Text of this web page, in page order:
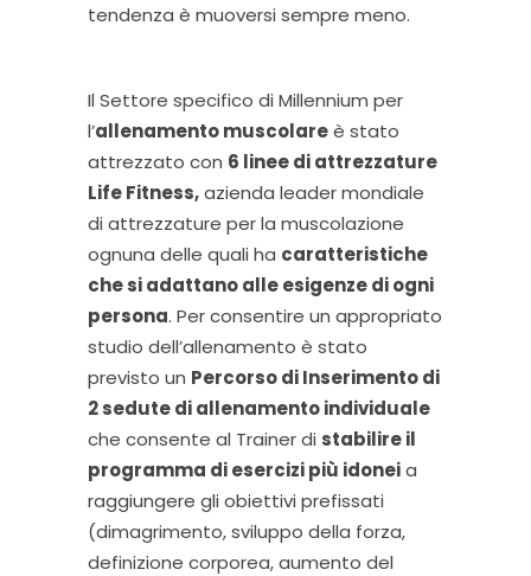
tendenza è muoversi sempre meno.
Il Settore specifico di Millennium per
l’allenamento muscolareè stato
attrezzato con 6 linee di attrezzature
Life Fitness,azienda leader mondiale
di attrezzature per la muscolazione
ognuna delle quali ha caratteristiche
che si adattano alle esigenze di ogni
persona. Per consentire un appropriato
studio dell’allenamento è stato
previsto un Percorso di Inserimento di
2 sedute di allenamento individuale
che consente al Trainer di stabilire il
programma di esercizi più idoneia
raggiungere gli obiettivi prefissati
(dimagrimento, sviluppo della forza,
definizione corporea, aumento del